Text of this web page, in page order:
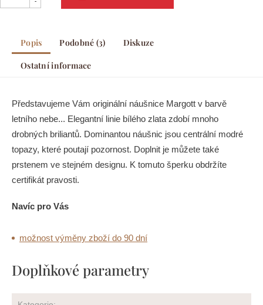
Popis Podobné (3) Diskuze
Ostatní informace
Představujeme Vám originální náušnice Margott v barvě
letního nebe... Elegantní linie bílého zlata zdobí mnoho
drobných briliantů. Dominantou náušnic jsou centrální modré
topazy, které poutají pozornost. Doplnit je můžete také
prstenem ve stejném designu. K tomuto šperku obdržíte
certifikát pravosti.
Navíc pro Vás
možnost výměny zboží do 90 dní
Doplňkové parametry